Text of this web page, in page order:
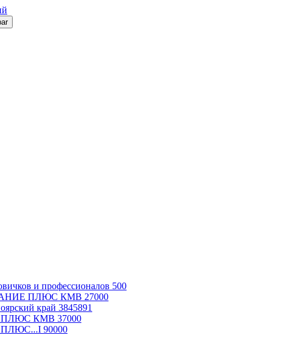
и профессионалов 500
ПЛЮС КМВ 27000
край 3845891
ПЛЮС КМВ 37000
ПЛЮС...I 90000